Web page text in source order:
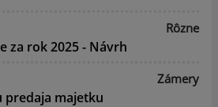
Rôzne
za rok 2025 - Návrh
Zámery
predaja majetku